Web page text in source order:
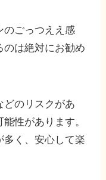
のごっつええ感
のは絶対にお勧め
どのリスクがあ
性があります。
多く、安心して楽